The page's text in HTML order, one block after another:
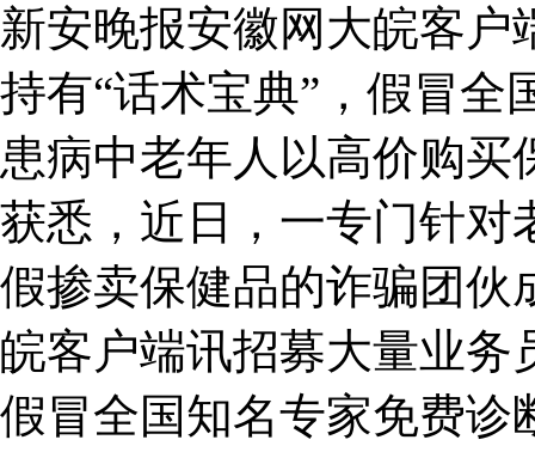
新安晚报安徽网大皖客
持有“话术宝典”，假冒全
患病中老年人以高价购
获悉，近日，一专门针对
假掺卖保健品的诈骗团伙
皖客户端讯招募大量业务
假冒全国知名专家免费诊